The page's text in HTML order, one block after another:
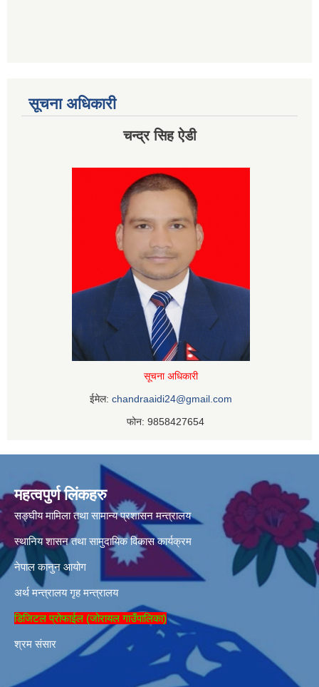
सूचना अधिकारी
चन्द्र सिह ऐडी
सूचना अधिकारी
ईमेल: chandraaidi24@gmail.com
फोन: 9858427654
महत्वपुर्ण लिंकहरु
सङ्घीय मामिला तथा सामान्य प्रशासन मन्त्रालय
स्थानिय शासन तथा सामुदायिक विकास कार्यक्रम
नेपाल कानुन आयोग
अर्थ मन्त्रालय गृह मन्त्रालय
डिजिटल प्रोफाईल (जोरायल गाउँपालिका)
श्रम संसार